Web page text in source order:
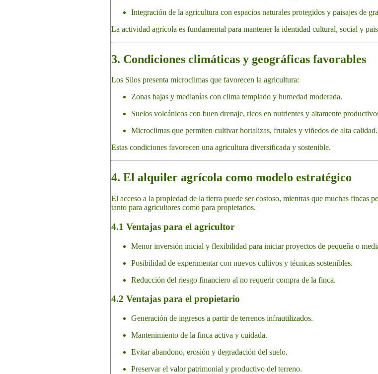
Integración de la agricultura con espacios naturales protegidos y paisajes de
La actividad agrícola es fundamental para mantener la identidad cultural, social y
3. Condiciones climáticas y geográficas favorables
Los Silos presenta microclimas que favorecen la agricultura:
Zonas bajas y medianías con clima templado y humedad moderada.
Suelos volcánicos con buen drenaje, ricos en nutrientes y altamente
Microclimas que permiten cultivar hortalizas, frutales y viñedos de alta calidad.
Estas condiciones favorecen una agricultura diversificada y sostenible.
4. El alquiler agrícola como modelo estratégico
El acceso a la propiedad de la tierra puede ser costoso, mientras que muchas fincas
tanto para agricultores como para propietarios.
4.1 Ventajas para el agricultor
Menor inversión inicial y flexibilidad para iniciar proyectos de pequeña o
Posibilidad de experimentar con nuevos cultivos y técnicas sostenibles.
Reducción del riesgo financiero al no requerir compra de la finca.
4.2 Ventajas para el propietario
Generación de ingresos a partir de terrenos infrautilizados.
Mantenimiento de la finca activa y cuidada.
Evitar abandono, erosión y degradación del suelo.
Preservar el valor patrimonial y productivo del terreno.